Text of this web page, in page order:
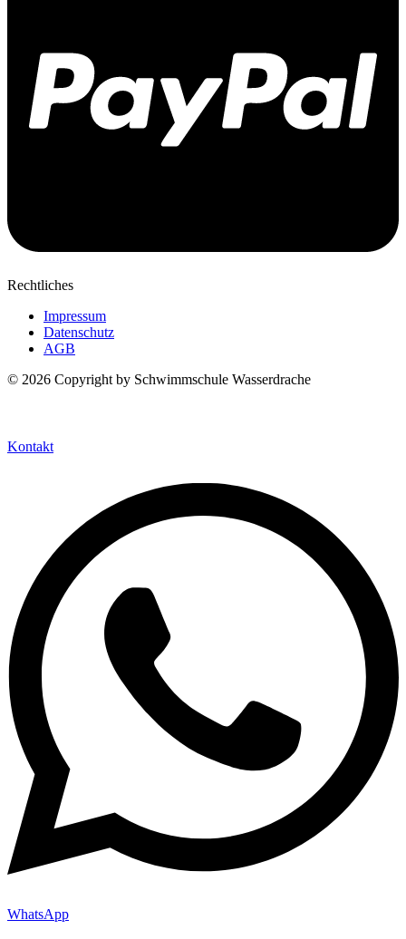
Rechtliches
Impressum
Datenschutz
AGB
© 2026 Copyright by Schwimmschule Wasserdrache
Kontakt
WhatsApp